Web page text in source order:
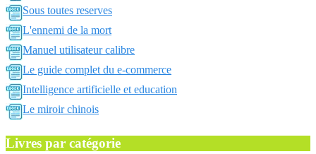
Sous toutes reserves
L'ennemi de la mort
Manuel utilisateur calibre
Le guide complet du e-commerce
Intelligence artificielle et education
Le miroir chinois
Livres par catégorie